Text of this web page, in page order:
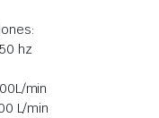
hz
min
L/min